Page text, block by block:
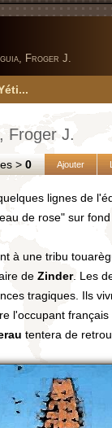
Froger J.
Froger J.
>0 Ajouter
lignes de
de rose" sur
à une tribu
de Zinder. Les
tragiques. Ils
l'occupant
tentera de